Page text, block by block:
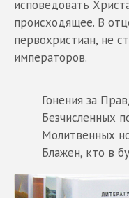
исповедовать
происходящее. В
первохристиан, не
императоров.
Гонения за
Безчисленных
Молитвенных
Блажен, кто в